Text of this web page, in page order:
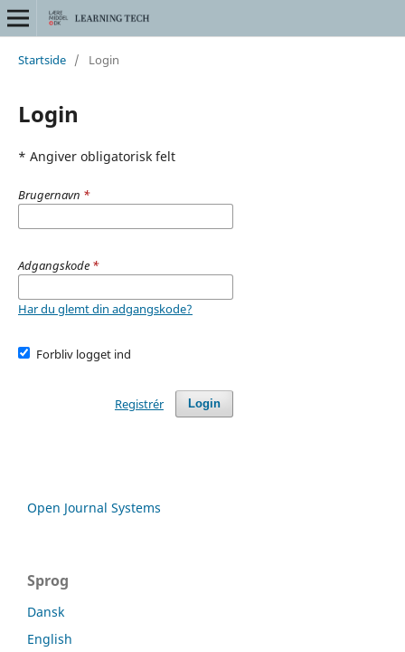
Startside / Login
Login
* Angiver obligatorisk felt
Brugernavn *
Adgangskode *
Har du glemt din adgangskode?
Forbliv logget ind
Login
Registrér
Open Journal Systems
Sprog
Dansk
English